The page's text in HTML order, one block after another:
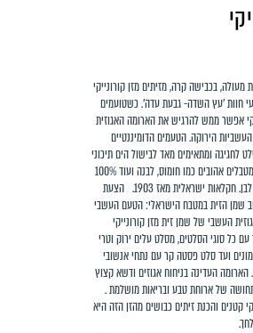
מעולה, בכבישה קרה, מזיתים מזן קורונייקי
חוות 'עץ השדה- גבעת עדה'. כשטועמים
אפשר ממש להרגיש את הארומה האגוזית
הירוקה. הטעמים הדומיננטיים
לחגיגה ומתאימים מאד לבישול הים תיכוני
ולתיבול של מטבלים אהובים כמו חומוס, לבנה ועוד 100%
תוצרת כחול לבן. חקלאות ישראלית מאז 1903. הצעת
שמן הזית במטבח הישראלי: הטעם העשבי
העשבי של שמן זית מזן קורונייקי
עם כל סוגי הסלטים, מסלט עלים ירוק וטרי
ועד סלט פסטה קר עם נתחי אנשובי
הארומה העדינה בניחוח אגוזים ודשא קצוץ
של ארוחת טבע ובריאות מושלמת .
קטנים והכנת זיתים כבושים מהזן הזה היא